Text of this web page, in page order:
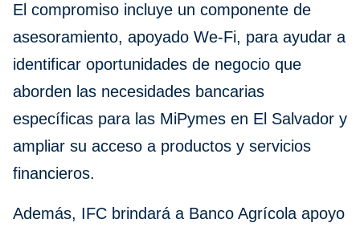
El compromiso incluye un componente de
asesoramiento, apoyado We-Fi, para ayudar a
identificar oportunidades de negocio que
aborden las necesidades bancarias
específicas para las MiPymes en El Salvador y
ampliar su acceso a productos y servicios
financieros.
Además, IFC brindará a Banco Agrícola apoyo